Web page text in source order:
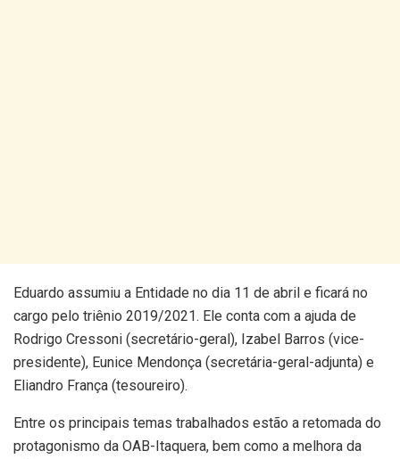
Eduardo assumiu a Entidade no dia 11 de abril e ficará no
cargo pelo triênio 2019/2021. Ele conta com a ajuda de
Rodrigo Cressoni (secretário-geral), Izabel Barros (vice-
presidente), Eunice Mendonça (secretária-geral-adjunta) e
Eliandro França (tesoureiro).
Entre os principais temas trabalhados estão a retomada do
protagonismo da OAB-Itaquera, bem como a melhora da